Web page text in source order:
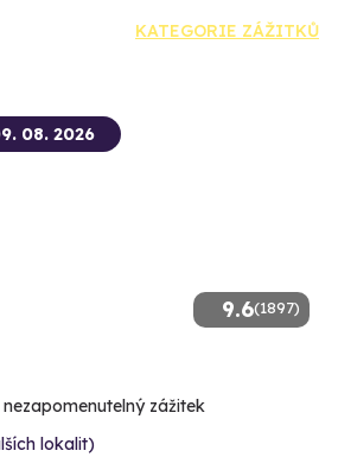
KATEGORIE ZÁŽITKŮ
9.6(1897)
08. 2026
zážitek
lokalit)